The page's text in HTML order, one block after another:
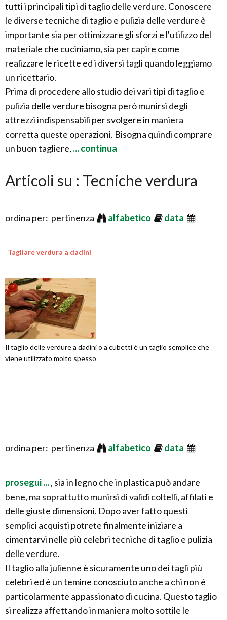
tutti i principali tipi di taglio delle verdure. Conoscere
le diverse tecniche di taglio e pulizia delle verdure è
importante sia per ottimizzare gli sforzi e l'utilizzo del
materiale che cuciniamo, sia per capire come
realizzare le ricette ed i diversi tagli quando leggiamo
un ricettario.
Prima di procedere allo studio dei vari tipi di taglio e
pulizia delle verdure bisogna però munirsi degli
attrezzi indispensabili per svolgere in maniera
corretta queste operazioni. Bisogna quindi comprare
un buon tagliere, ... continua
Articoli su : Tecniche verdura
ordina per: pertinenza alfabetico data
Tagliare verdura a dadini
Il taglio delle verdure a dadini o a cubetti è un taglio semplice che
viene utilizzato molto spesso
ordina per: pertinenza alfabetico data
prosegui ..., sia in legno che in plastica può andare
bene, ma soprattutto munirsi di validi coltelli, affilati e
delle giuste dimensioni. Dopo aver fatto questi
semplici acquisti potrete finalmente iniziare a
cimentarvi nelle più celebri tecniche di taglio e pulizia
delle verdure.
Il taglio alla julienne è sicuramente uno dei tagli più
celebri ed è un temine conosciuto anche a chi non è
particolarmente appassionato di cucina. Questo taglio
si realizza affettando in maniera molto sottile le